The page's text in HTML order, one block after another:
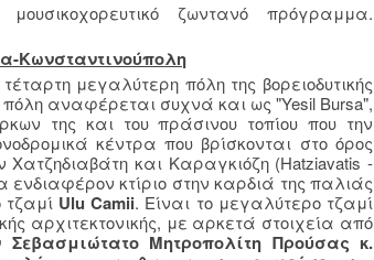
ζωντανό πρόγραμμα.
Κωνσταντινούπολη
τέταρτη μεγαλύτερη πόλη της βορειοδυτικής
αναφέρεται συχνά και ως "Yesil Bursa",
της και του πράσινου τοπίου που την
κέντρα που βρίσκονται στο όρος
και Καραγκιόζη (Hatziavatis -
ενδιαφέρον κτίριο στην καρδιά της παλιάς
Ulu Camii. Είναι το μεγαλύτερο τζαμί
αρχιτεκτονικής, με αρκετά στοιχεία από
Σεβασμιώτατο Μητροπολίτη Προύσας κ.